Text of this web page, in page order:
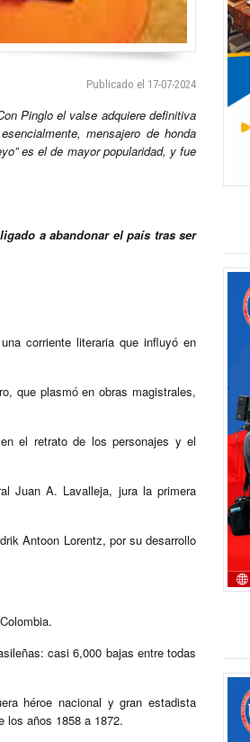
Publicado el 17-07-2024
Pinglo el valse adquiere definitiva
mensajero de honda
es el de mayor popularidad, y fue
a abandonar el país tras ser
corriente literaria que influyó en
que plasmó en obras magistrales,
el retrato de los personajes y el
Juan A. Lavalleja, jura la primera
Antoon Lorentz, por su desarrollo
casi 6,000 bajas entre todas
héroe nacional y gran estadista
los años 1858 a 1872.